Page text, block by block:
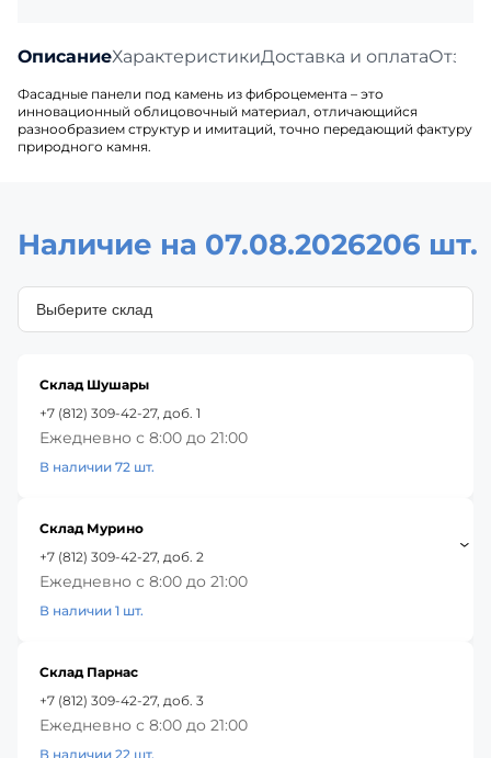
ОписаниеХарактеристикиДоставка и оплата
Фасадные панели под камень из фиброцемента – это
инновационный облицовочный материал, отличающийся
разнообразием структур и имитаций, точно передающий фактуру
природного камня.
Наличие на 07.08.2026206 шт.
Склад Шушары
+7 (812) 309-42-27, доб. 1
Ежедневно с 8:00 до 21:00
В наличии 72 шт.
Склад Мурино
+7 (812) 309-42-27, доб. 2
Ежедневно с 8:00 до 21:00
В наличии 1 шт.
Склад Парнас
+7 (812) 309-42-27, доб. 3
Ежедневно с 8:00 до 21:00
В наличии 22 шт.